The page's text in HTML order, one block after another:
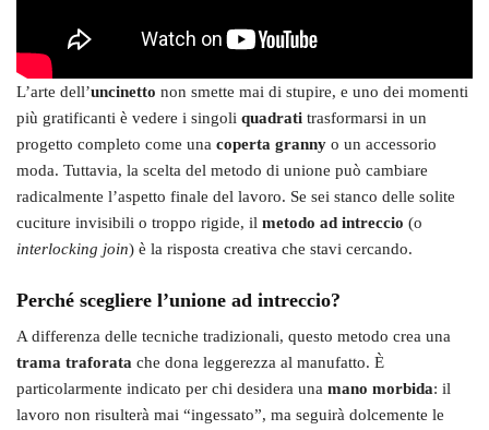
L’arte dell’uncinetto non smette mai di stupire, e uno dei momenti
più gratificanti è vedere i singoli quadrati trasformarsi in un
progetto completo come una coperta granny o un accessorio
moda. Tuttavia, la scelta del metodo di unione può cambiare
radicalmente l’aspetto finale del lavoro. Se sei stanco delle solite
cuciture invisibili o troppo rigide, il metodo ad intreccio (o
interlocking join) è la risposta creativa che stavi cercando.
Perché scegliere l’unione ad intreccio?
A differenza delle tecniche tradizionali, questo metodo crea una
trama traforata che dona leggerezza al manufatto. È
particolarmente indicato per chi desidera una mano morbida: il
lavoro non risulterà mai “ingessato”, ma seguirà dolcemente le